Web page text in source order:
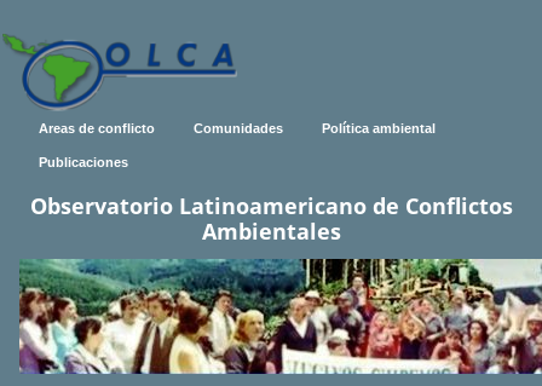
Areas de conflicto Comunidades Política ambiental
Publicaciones
Observatorio Latinoamericano de Conflictos
Ambientales